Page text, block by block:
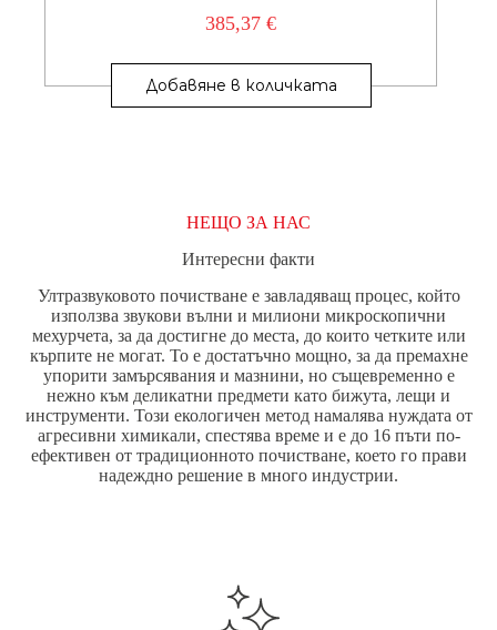
385,37€
Добавяне в количката
НЕЩО ЗА НАС
Интересни факти
Ултразвуковото почистване е завладяващ процес, който
използва звукови вълни и милиони микроскопични
мехурчета, за да достигне до места, до които четките или
кърпите не могат. То е достатъчно мощно, за да премахне
упорити замърсявания и мазнини, но същевременно е
нежно към деликатни предмети като бижута, лещи и
инструменти. Този екологичен метод намалява нуждата от
агресивни химикали, спестява време и е до 16 пъти по-
ефективен от традиционното почистване, което го прави
надеждно решение в много индустрии.